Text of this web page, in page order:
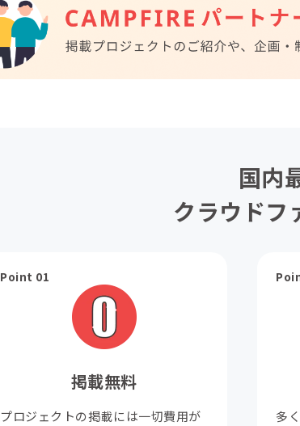
国内
クラウドフ
Point 01
掲載無料
プロジェクトの掲載には一切費用が
多